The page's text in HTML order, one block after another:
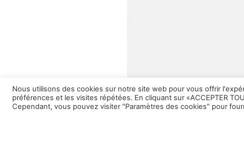
Nous utilisons des cookies sur notre site web pour vous offrir
préférences et les visites répétées. En cliquant sur «ACCEPTER
Cependant, vous pouvez visiter "Paramètres des cookies" pour